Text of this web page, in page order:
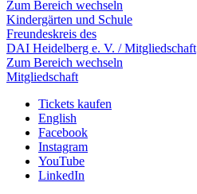
Zum Bereich wechseln
Kindergärten und Schule
Freundeskreis des
DAI Heidelberg e. V. / Mitgliedschaft
Zum Bereich wechseln
Mitgliedschaft
Tickets kaufen
English
Facebook
Instagram
YouTube
LinkedIn